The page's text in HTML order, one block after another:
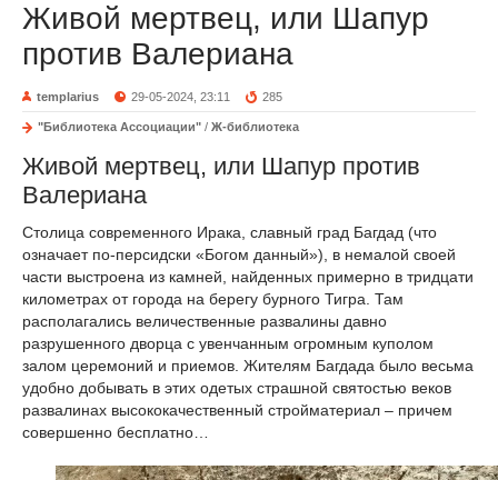
Живой мертвец, или Шапур
против Валериана
templarius 29-05-2024, 23:11 285
"Библиотека Ассоциации" / Ж-библиотека
Живой мертвец, или Шапур против
Валериана
Столица современного Ирака, славный град Багдад (что
означает по-персидски «Богом данный»), в немалой своей
части выстроена из камней, найденных примерно в тридцати
километрах от города на берегу бурного Тигра. Там
располагались величественные развалины давно
разрушенного дворца с увенчанным огромным куполом
залом церемоний и приемов. Жителям Багдада было весьма
удобно добывать в этих одетых страшной святостью веков
развалинах высококачественный стройматериал – причем
совершенно бесплатно…